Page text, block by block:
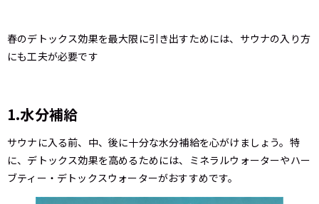
春のデトックス効果を最大限に引き出すためには、サウナの入り方
にも工夫が必要です
1.水分補給
サウナに入る前、中、後に十分な水分補給を心がけましょう。特
に、デトックス効果を高めるためには、ミネラルウォーターやハー
ブティー・デトックスウォーターがおすすめです。